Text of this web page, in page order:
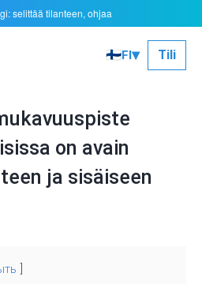
🇫🇮FI▾ Tili
on avain
ja sisäiseen
selittää tilanteen, ohjaa